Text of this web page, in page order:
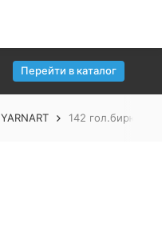
Перейти в каталог
YARNART 142 гол.бирюза